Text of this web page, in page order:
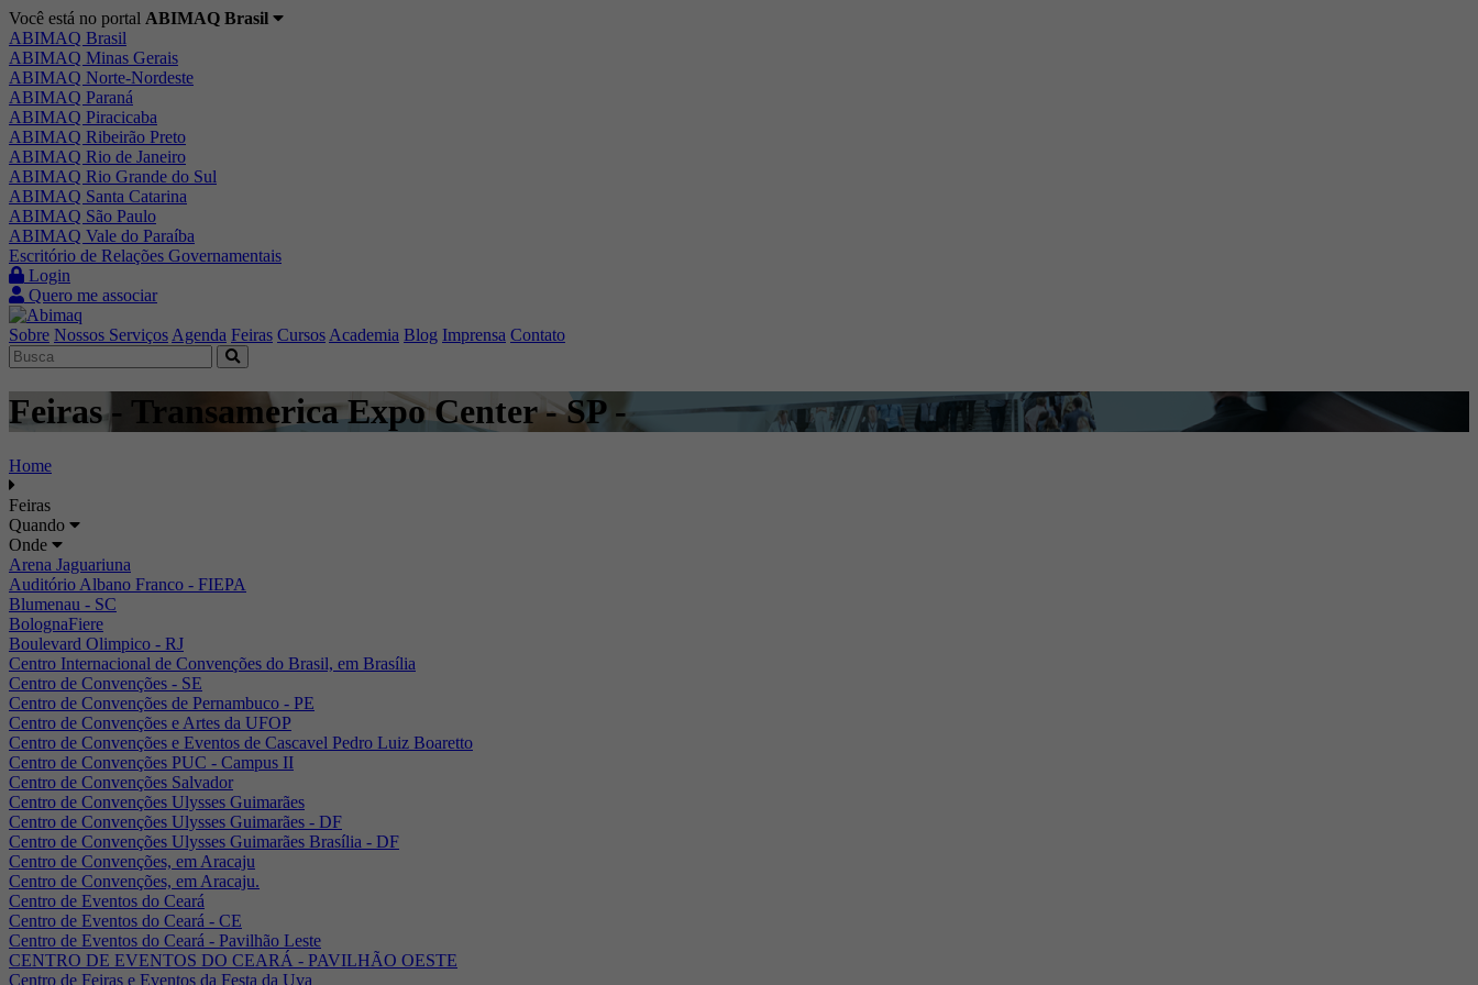
Você está no portal ABIMAQ Brasil
ABIMAQ Brasil
ABIMAQ Minas Gerais
ABIMAQ Norte-Nordeste
ABIMAQ Paraná
ABIMAQ Piracicaba
ABIMAQ Ribeirão Preto
ABIMAQ Rio de Janeiro
ABIMAQ Rio Grande do Sul
ABIMAQ Santa Catarina
ABIMAQ São Paulo
ABIMAQ Vale do Paraíba
Escritório de Relações Governamentais
Login
Quero me associar
Sobre Nossos Serviços Agenda Feiras Cursos Academia Blog Imprensa Contato
Feiras - Transamerica Expo Center - SP -
Home
Feiras
Quando
Onde
Arena Jaguariuna
Auditório Albano Franco - FIEPA
Blumenau - SC
BolognaFiere
Boulevard Olimpico - RJ
Centro Internacional de Convenções do Brasil, em Brasília
Centro de Convenções - SE
Centro de Convenções de Pernambuco - PE
Centro de Convenções e Artes da UFOP
Centro de Convenções e Eventos de Cascavel Pedro Luiz Boaretto
Centro de Convenções PUC - Campus II
Centro de Convenções Salvador
Centro de Convenções Ulysses Guimarães
Centro de Convenções Ulysses Guimarães - DF
Centro de Convenções Ulysses Guimarães Brasília - DF
Centro de Convenções, em Aracaju
Centro de Convenções, em Aracaju.
Centro de Eventos do Ceará
Centro de Eventos do Ceará - CE
Centro de Eventos do Ceará - Pavilhão Leste
CENTRO DE EVENTOS DO CEARÁ - PAVILHÃO OESTE
Centro de Feiras e Eventos da Festa da Uva